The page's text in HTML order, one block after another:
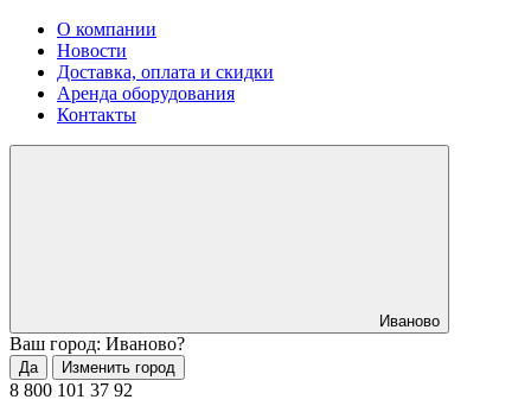
О компании
Новости
Доставка, оплата и скидки
Аренда оборудования
Контакты
Иваново
Ваш город: Иваново?
Да Изменить город
8 800 101 37 92